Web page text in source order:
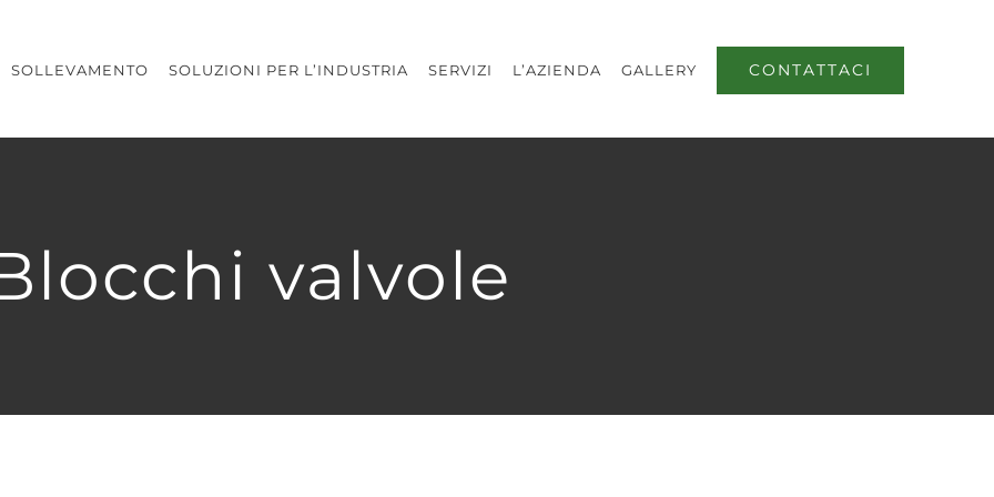
SOLLEVAMENTO SOLUZIONI PER L’INDUSTRIA SERVIZI L’AZIENDA GALLERY CONTATTACI
valvole